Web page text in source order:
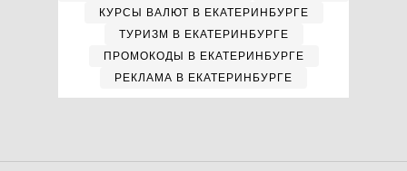
КУРСЫ ВАЛЮТ В ЕКАТЕРИНБУРГЕ
ТУРИЗМ В ЕКАТЕРИНБУРГЕ
ПРОМОКОДЫ В ЕКАТЕРИНБУРГЕ
РЕКЛАМА В ЕКАТЕРИНБУРГЕ